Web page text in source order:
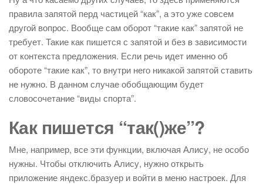
правила запятой перд частицей “как”, а это уже совсем
другой вопрос. Вообще сам оборот “такие как” запятой не
требует. Такие как пишется с запятой и без в зависимости
от контекста предложения. Если речь идет именно об
обороте “такие как”, то внутри него никакой запятой ставить
не нужно. В данном случае обобщающим будет
словосочетание “виды спорта”.
Как пишется “так()же”?
Мне, например, все эти функции, включая Алису, не особо
нужны. Чтобы отключить Алису, нужно открыть
приложение яндекс.бразуер и войти в меню настроек. Для